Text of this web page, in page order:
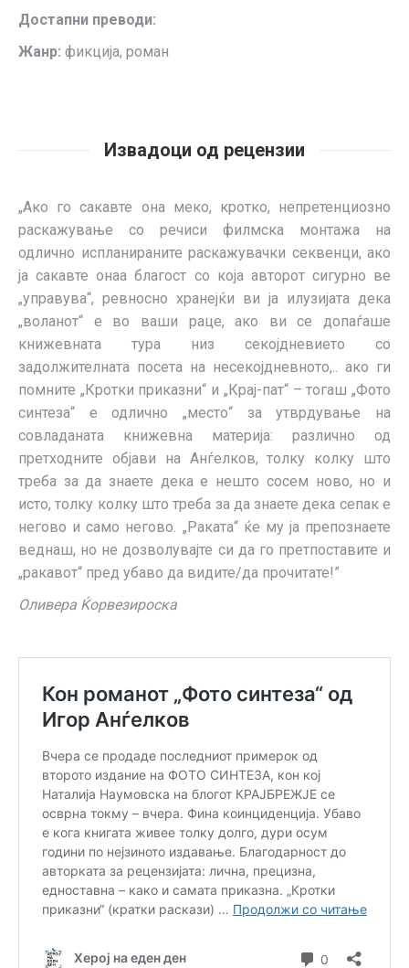
Достапни преводи:
Жанр: фикција, роман
Извадоци од рецензии
„Ако го сакавте она меко, кротко, непретенциозно
раскажување со речиси филмска монтажа на
одлично испланираните раскажувачки секвенци, ако
ја сакавте онаа благост со која авторот сигурно ве
„управува“, ревносно хранејќи ви ја илузијата дека
„воланот“ е во ваши раце, ако ви се допаѓаше
книжевната тура низ секојдневието со
задолжителната посета на несекојдневното,.. ако ги
помните „Кротки приказни“ и „Крај-пат“ – тогаш „Фото
синтеза“ е одлично „место“ за утврдување на
совладаната книжевна материја: различно од
претходните објави на Анѓелков, толку колку што
треба за да знаете дека е нешто сосем ново, но и
исто, толку колку што треба за да знаете дека сепак е
негово и само негово. „Раката“ ќе му ја препознаете
веднаш, но не дозволувајте си да го претпоставите и
„ракавот“ пред убаво да видите/да прочитате!”
Оливера Ќорвезироска